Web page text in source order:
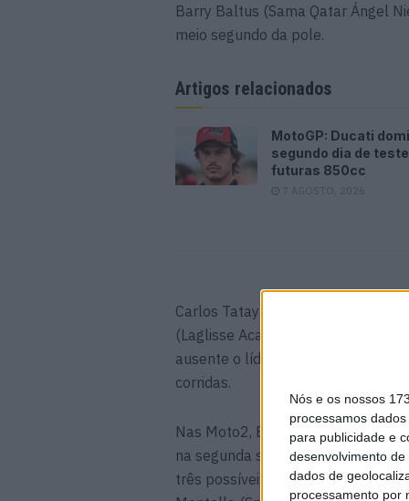
Nós e os nossos
processamos
para publicidade e
desenvolvimento de
dados de
processamento por
Barry Baltus (Sama Qatar Ángel
meio segundo da pole.
Artigos relacionados
MotoGP: Ducati
segundo dia de
futuras 850cc
7 AGOSTO, 2026
Carlos Tatay (Fundación Andreas
(Laglisse Academy) e Gerard Riu
ausente o líder da categoría Yuki
corridas.
Nas Moto2, Edgar Pons saiu-se
na segunda sessão de
três possíveis. Edgar fez um